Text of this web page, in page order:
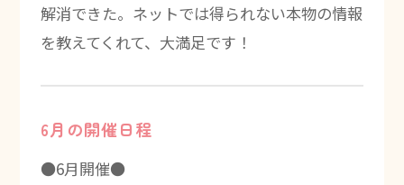
解消できた。ネットでは得られない本物の情報
を教えてくれて、大満足です！
6月の開催日程
●6月開催●